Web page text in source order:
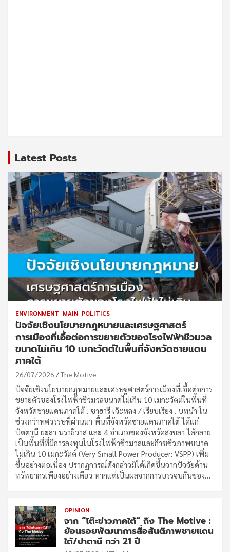
Latest Posts
ENVIRONMENT MAIN POLITICS
ปัจจัยเชิงนโยบายกฎหมายและเศรษฐศาสตร์
การเมืองที่เอื้อต่อการขยายตัวของโรงไฟฟ้าชีวมวล
ขนาดไม่เกิน 10 เมกะวัตต์ในพื้นที่จังหวัดชายแดน
ภาคใต้
26/07/2026 The Motive
ปัจจัยเชิงนโยบายกฎหมายและเศรษฐศาสตร์การเมืองที่เอื้อต่อการ
ขยายตัวของโรงไฟฟ้าชีวมวลขนาดไม่เกิน 10 เมกะวัตต์ในพื้นที่
จังหวัดชายแดนภาคใต้ . ซาฮารี เจ๊ะหลง / เรียบเรียง . บทนำ ใน
ช่วงกว่าทศวรรษที่ผ่านมา พื้นที่จังหวัดชายแดนภาคใต้ ได้แก่
ปัตตานี ยะลา นราธิวาส และ 4 อำเภอของจังหวัดสงขลา ได้กลาย
เป็นพื้นที่ที่มีการลงทุนในโรงไฟฟ้าชีวมวลและก๊าซชีวภาพขนาด
ไม่เกิน 10 เมกะวัตต์ (Very Small Power Producer: VSPP) เพิ่ม
ขึ้นอย่างต่อเนื่อง ปรากฏการณ์ดังกล่าวมิได้เกิดขึ้นจากปัจจัยด้าน
ทรัพยากรเพียงอย่างเดียว หากแต่เป็นผลจากการบรรจบกันของ…
OPINION
จาก “โต๊ะข่าวภาคใต้” ถึง The Motive :
ย้อนรอยพัฒนาการสื่อสันติภาพชายแดน
ใต้/ปาตานี กว่า 21 ปี